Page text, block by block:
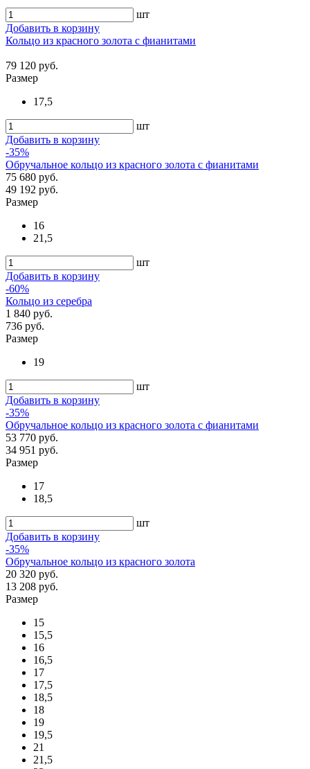
шт
Добавить в корзину
Кольцо из красного золота с фианитами
79 120 руб.
Размер
17,5
шт
Добавить в корзину
-35%
Обручальное кольцо из красного золота с фианитами
75 680 руб.
49 192 руб.
Размер
16
21,5
шт
Добавить в корзину
-60%
Кольцо из серебра
1 840 руб.
736 руб.
Размер
19
шт
Добавить в корзину
-35%
Обручальное кольцо из красного золота с фианитами
53 770 руб.
34 951 руб.
Размер
17
18,5
шт
Добавить в корзину
-35%
Обручальное кольцо из красного золота
20 320 руб.
13 208 руб.
Размер
15
15,5
16
16,5
17
17,5
18,5
18
19
19,5
21
21,5